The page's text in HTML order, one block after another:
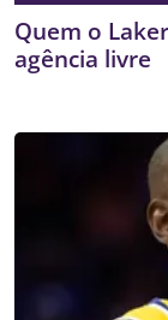
Quem o
agência livre